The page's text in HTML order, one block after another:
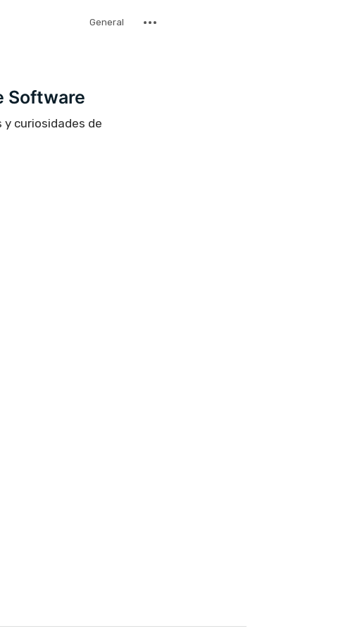
General
Software
curiosidades de